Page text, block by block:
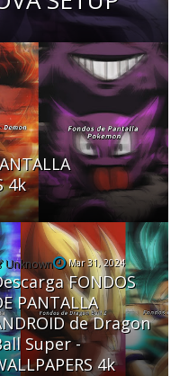
4k
Unknown Mar 31, 2024
FONDOS
PANTALLA
de Dragon
Super -
4k